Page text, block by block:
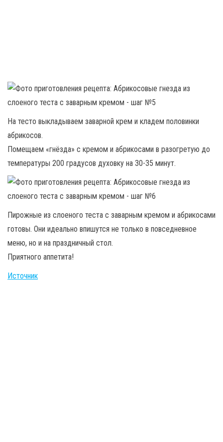
На тесто выкладываем заварной крем и кладем половинки
абрикосов.
Помещаем «гнёзда» с кремом и абрикосами в разогретую до
температуры 200 градусов духовку на 30-35 минут.
Пирожные из слоеного теста с заварным кремом и абрикосами
готовы. Они идеально впишутся не только в повседневное
меню, но и на праздничный стол.
Приятного аппетита!
Источник